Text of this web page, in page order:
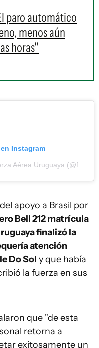
paro automático
menos aún
horas"
Instagram
apoyo a Brasil por
Bell 212 matrícula
finalizó la
atención
Do Sol y que había
la fuerza en sus
que "de esta
retorna a
exitosamente un